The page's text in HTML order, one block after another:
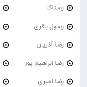
رستاک
رسول باقری
رضا آذریان
رضا ابراهیم پور
رضا امیری